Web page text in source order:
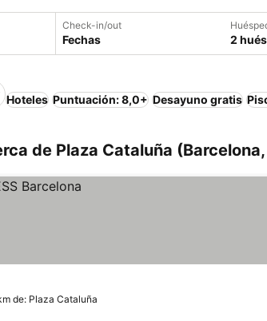
Check-in/out
Fechas 2
Hoteles Puntuación: 8,0+ Desayuno gratis
de Plaza Cataluña
de: Plaza Cataluña